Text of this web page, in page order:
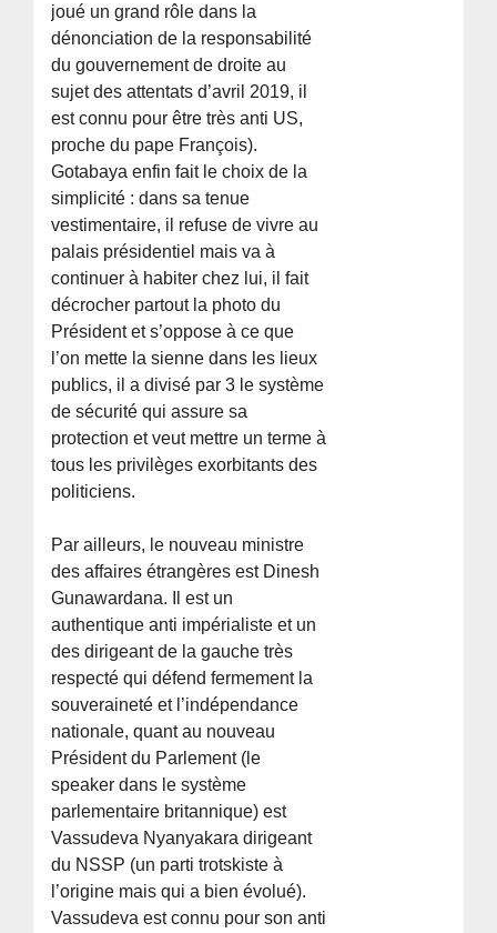
joué un grand rôle dans la
dénonciation de la responsabilité
du gouvernement de droite au
sujet des attentats d’avril 2019, il
est connu pour être très anti US,
proche du pape François).
Gotabaya enfin fait le choix de la
simplicité : dans sa tenue
vestimentaire, il refuse de vivre au
palais présidentiel mais va à
continuer à habiter chez lui, il fait
décrocher partout la photo du
Président et s’oppose à ce que
l’on mette la sienne dans les lieux
publics, il a divisé par 3 le système
de sécurité qui assure sa
protection et veut mettre un terme à
tous les privilèges exorbitants des
politiciens.
Par ailleurs, le nouveau ministre
des affaires étrangères est Dinesh
Gunawardana. Il est un
authentique anti impérialiste et un
des dirigeant de la gauche très
respecté qui défend fermement la
souveraineté et l’indépendance
nationale, quant au nouveau
Président du Parlement (le
speaker dans le système
parlementaire britannique) est
Vassudeva Nyanyakara dirigeant
du NSSP (un parti trotskiste à
l’origine mais qui a bien évolué).
Vassudeva est connu pour son anti